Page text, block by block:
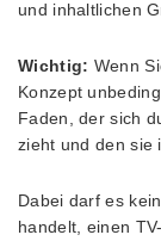
und inhaltlichen
Wichtig: Wenn
Konzept
Faden, der sich
zieht und den sie
Dabei darf es
handelt, einen